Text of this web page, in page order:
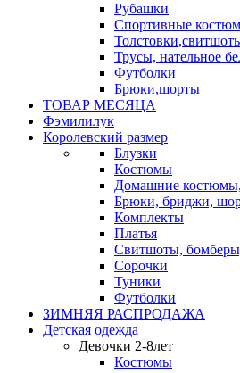
Рубашки
Спортивные
Трусы, нательное
Футболки
Брюки,шорты
ТОВАР МЕСЯЦА
Фэмилилук
Королевский размер
Блузки
Костюмы
Домашние
Брюки, бриджи,
Комплекты
Платья
Свитшоты,
Сорочки
Туники
Футболки
ЗИМНЯЯ РАСПРОДАЖА
Детская одежда
Девочки 2-8лет
Костюмы